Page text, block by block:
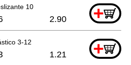
10 +
2.90
3-12 +
1.21